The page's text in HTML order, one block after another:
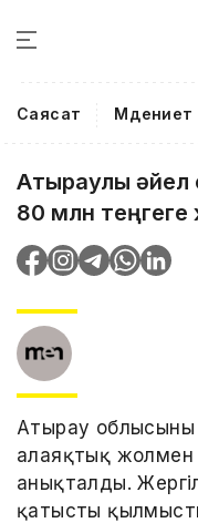
Саясат Мәдениет
Атыраулық әйел
80 млн теңгеге
Атырау
алаяқтық
анықталды.
қатысты